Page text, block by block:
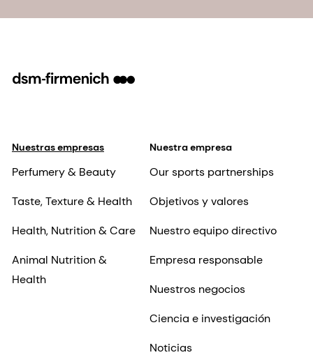
Nuestras empresas
Perfumery & Beauty
Taste, Texture & Health
Health, Nutrition & Care
Animal Nutrition &
Health
Nuestra empresa
Our sports partnerships
Objetivos y valores
Nuestro equipo directivo
Empresa responsable
Nuestros negocios
Ciencia e investigación
Noticias